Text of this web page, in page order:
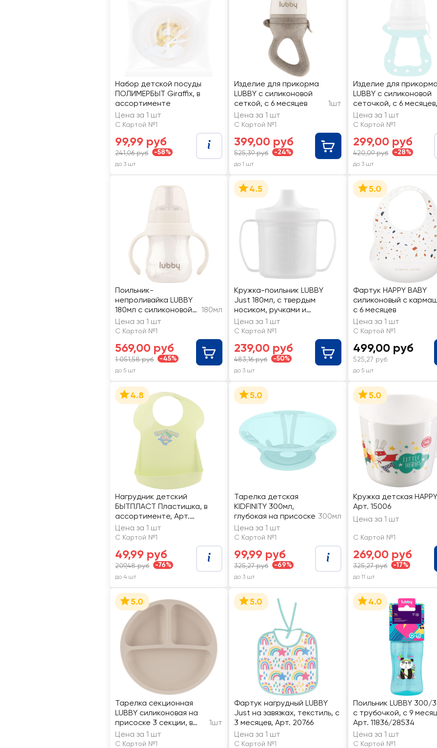
Набор детской посуды
ПОЛИМЕРБЫТ Giraffix, в
ассортименте
Цена за 1 шт
С Картой №1
99,99 руб
241,06 руб -58%
до 3 шт
Изделие для прикорма
LUBBY с силиконовой
сеткой, с 6 месяцев
1шт
Цена за 1 шт
С Картой №1
399,00 руб
525,39 руб -24%
до 1 шт
Изделие для
LUBBY с силиконовой
сеточкой, с 6
24938/12,23741
Цена за 1 шт
С Картой №1
299,00 руб
420,09 руб -28%
до 3 шт
Поильник-
непроливайка LUBBY
180мл с силиконовой
трубочкой с
утяжелителем, с
Арт. 35111
180мл
Цена за 1 шт
С Картой №1
569,00 руб
1 051,58 руб -45%
до 5 шт
4.5
Кружка-поильник LUBBY
Just 180мл, с твердым
носиком, ручками и
нестираемой шкалой, с 6
месяцев, Арт. 13971
Цена за 1 шт
С Картой №1
239,00 руб
483,16 руб -50%
до 3 шт
5.0
Фартук HAPPY BABY
силиконовый с
с 6 месяцев
Цена за 1 шт
С Картой №1
499,00 руб
525,27 руб
до 5 шт
4.8
Нагрудник детский
БЫТПЛАСТ Пластишка, в
ассортименте, Арт.
4313270/431309718
Цена за 1 шт
С Картой №1
49,99 руб
209,48 руб -76%
до 4 шт
5.0
Тарелка детская
KIDFINITY 300мл,
глубокая на присоске 300мл
Цена за 1 шт
С Картой №1
99,99 руб
325,27 руб -69%
до 3 шт
5.0
Кружка детская
Арт. 15006
Цена за 1 шт
С Картой №1
269,00 руб
325,27 руб -17%
до 11 шт
5.0
Тарелка секционная
LUBBY силиконовая на
присоске 3 секции, в
ассортименте, с 6
месяцев
1шт
Цена за 1 шт
С Картой №1
5.0
Фартук нагрудный LUBBY
Just на завязках, текстиль, с
3 месяцев, Арт. 20766
Цена за 1 шт
С Картой №1
4.0
Поильник LUBBY 300/
с трубочкой, с 9
Арт. 11836/28534
Цена за 1 шт
С Картой №1